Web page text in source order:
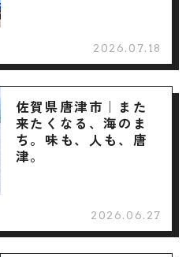
2026.07.18
佐賀県唐津市｜また
来たくなる、海のま
ち。味も、人も、唐
津。
2026.06.27